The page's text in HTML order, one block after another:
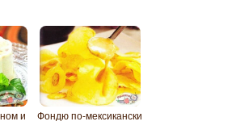
и
Фондю по-мексикански